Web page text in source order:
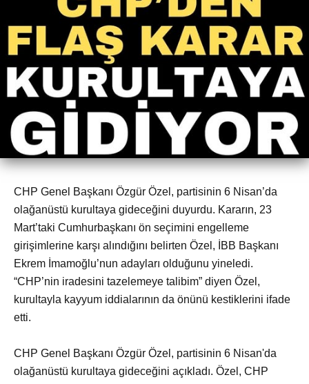
CHP Genel Başkanı Özgür Özel, partisinin 6 Nisan’da
olağanüstü kurultaya gideceğini duyurdu. Kararın, 23
Mart’taki Cumhurbaşkanı ön seçimini engelleme
girişimlerine karşı alındığını belirten Özel, İBB Başkanı
Ekrem İmamoğlu’nun adayları olduğunu yineledi.
“CHP’nin iradesini tazelemeye talibim” diyen Özel,
kurultayla kayyum iddialarının da önünü kestiklerini ifade
etti.
CHP Genel Başkanı Özgür Özel, partisinin 6 Nisan'da
olağanüstü kurultaya gideceğini açıkladı. Özel, CHP